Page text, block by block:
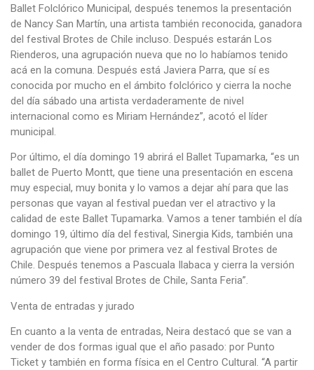
Ballet Folclórico Municipal, después tenemos la presentación
de Nancy San Martín, una artista también reconocida, ganadora
del festival Brotes de Chile incluso. Después estarán Los
Rienderos, una agrupación nueva que no lo habíamos tenido
acá en la comuna. Después está Javiera Parra, que sí es
conocida por mucho en el ámbito folclórico y cierra la noche
del día sábado una artista verdaderamente de nivel
internacional como es Miriam Hernández”, acotó el líder
municipal.
Por último, el día domingo 19 abrirá el Ballet Tupamarka, “es un
ballet de Puerto Montt, que tiene una presentación en escena
muy especial, muy bonita y lo vamos a dejar ahí para que las
personas que vayan al festival puedan ver el atractivo y la
calidad de este Ballet Tupamarka. Vamos a tener también el día
domingo 19, último día del festival, Sinergia Kids, también una
agrupación que viene por primera vez al festival Brotes de
Chile. Después tenemos a Pascuala Ilabaca y cierra la versión
número 39 del festival Brotes de Chile, Santa Feria”.
Venta de entradas y jurado
En cuanto a la venta de entradas, Neira destacó que se van a
vender de dos formas igual que el año pasado: por Punto
Ticket y también en forma física en el Centro Cultural. “A partir